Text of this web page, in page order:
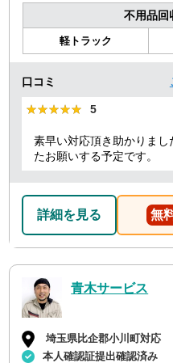
不用品回
軽トラック
口コミ
★★★★★
★★★★★ 5
素早い対応頂き助かりま
たお願いする予定です。
詳細を見る 無
青木サービス
埼玉県比企郡小川町対応
本人確認証提出確認済み